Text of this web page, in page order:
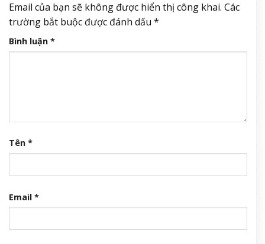
Email của bạn sẽ không được hiển thị công khai. Các
trường bắt buộc được đánh dấu *
Bình luận *
Tên *
Email *